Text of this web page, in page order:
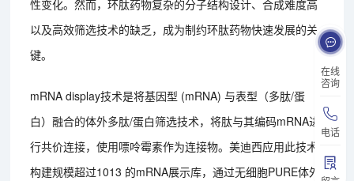
在线
咨询
电话
性变化。然而，环肽药物复杂的分子结构设计、合成难度高
以及高效筛选技术的缺乏，成为制约环肽药物快速发展的关
键。
mRNA display技术是将基因型 (mRNA) 与表型（多肽/蛋
白）融合的体外多肽/蛋白筛选技术，将肽与其编码mRNA进
行共价连接，使用嘌呤霉素作为连接物。美迪西应用此技术
构建规模超过1013 的mRNA展示库，通过无细胞PURE体外